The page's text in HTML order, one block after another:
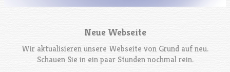
Neue Webseite
Wir aktualisieren unsere Webseite von Grund auf neu.
Schauen Sie in ein paar Stunden nochmal rein.